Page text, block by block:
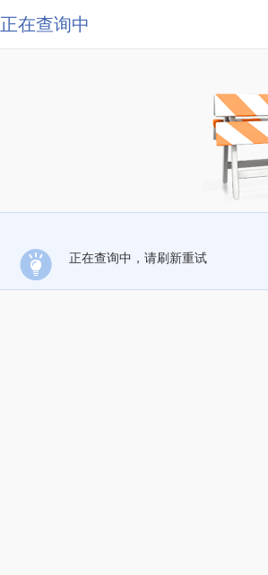
正在查询中
正在查询中，请刷新重试